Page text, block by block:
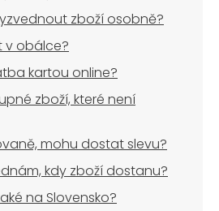
zboží osobně?
v obálce?
kartou online?
zboží, které není
mohu dostat slevu?
kdy zboží dostanu?
na Slovensko?